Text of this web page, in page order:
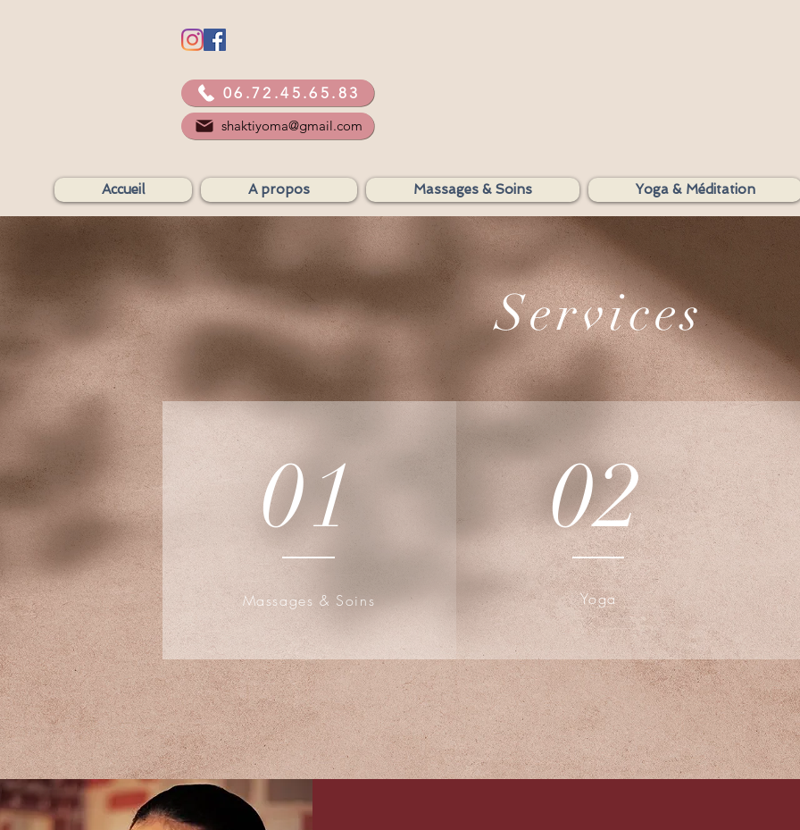
06.72.45.65.83
shaktiyoma@gmail.com
AYURVEDA
Accueil A propos Massages & Soins Yoga & Méditation
Services
01
Massages & Soins
02
Yoga